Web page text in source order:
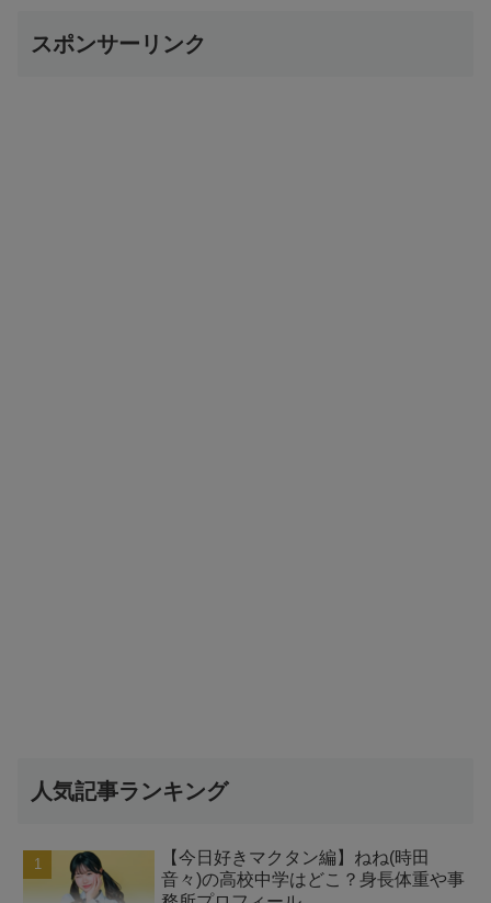
スポンサーリンク
人気記事ランキング
【今日好きマクタン編】ねね(時田
音々)の高校中学はどこ？身長体重や事